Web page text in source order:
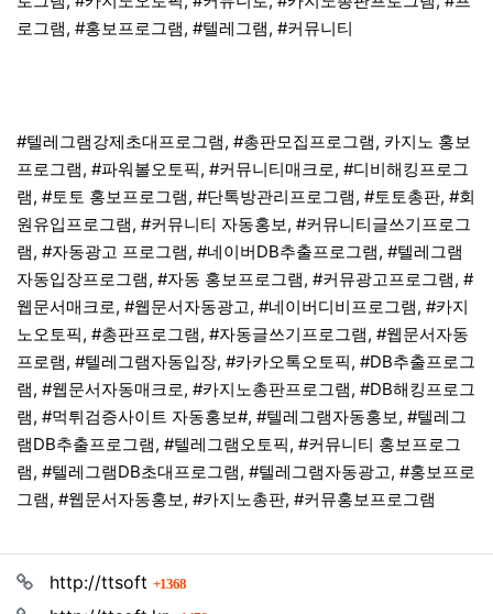
로그램, #홍보프로그램, #텔레그램, #커뮤니티
#텔레그램강제초대프로그램, #총판모집프로그램, 카지노 홍보
프로그램, #파워볼오토픽, #커뮤니티매크로, #디비해킹프로그
램, #토토 홍보프로그램, #단톡방관리프로그램, #토토총판, #회
원유입프로그램, #커뮤니티 자동홍보, #커뮤니티글쓰기프로그
램, #자동광고 프로그램, #네이버DB추출프로그램, #텔레그램
자동입장프로그램, #자동 홍보프로그램, #커뮤광고프로그램, #
웹문서매크로, #웹문서자동광고, #네이버디비프로그램, #카지
노오토픽, #총판프로그램, #자동글쓰기프로그램, #웹문서자동
프로램, #텔레그램자동입장, #카카오톡오토픽, #DB추출프로그
램, #웹문서자동매크로, #카지노총판프로그램, #DB해킹프로그
램, #먹튀검증사이트 자동홍보#, #텔레그램자동홍보, #텔레그
램DB추출프로그램, #텔레그램오토픽, #커뮤니티 홍보프로그
램, #텔레그램DB초대프로그램, #텔레그램자동광고, #홍보프로
그램, #웹문서자동홍보, #카지노총판, #커뮤홍보프로그램
http://ttsoft 1368회 연결